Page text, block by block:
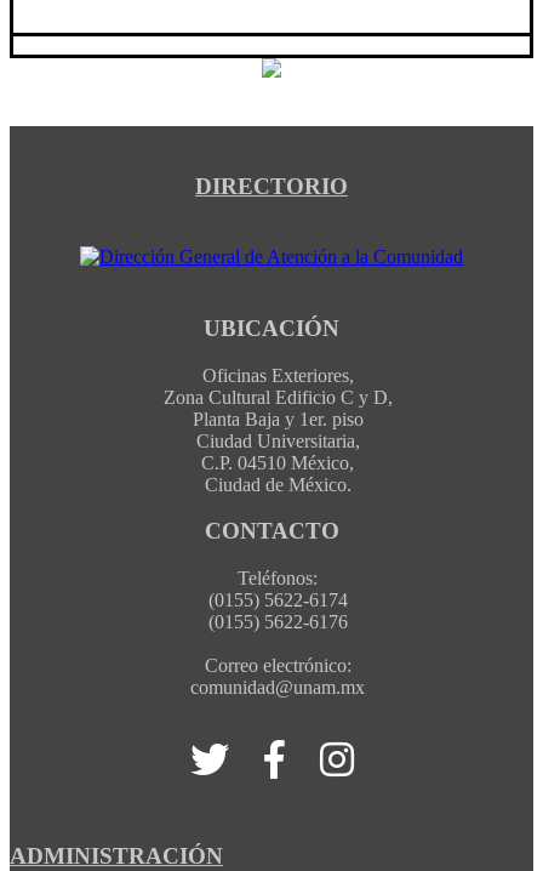
DIRECTORIO
UBICACIÓN
Oficinas Exteriores,
Zona Cultural Edificio C y D,
Planta Baja y 1er. piso
Ciudad Universitaria,
C.P. 04510 México,
Ciudad de México.
CONTACTO
Teléfonos:
(0155) 5622-6174
(0155) 5622-6176
Correo electrónico:
comunidad@unam.mx
ADMINISTRACIÓN